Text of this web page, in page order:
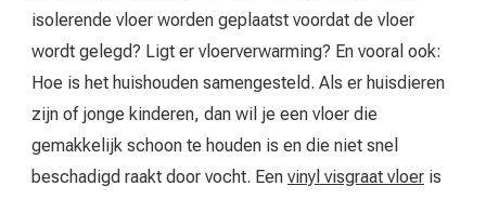
isolerende vloer worden geplaatst voordat de vloer
wordt gelegd? Ligt er vloerverwarming? En vooral ook:
Hoe is het huishouden samengesteld. Als er huisdieren
zijn of jonge kinderen, dan wil je een vloer die
gemakkelijk schoon te houden is en die niet snel
beschadigd raakt door vocht. Een vinyl visgraat vloer is